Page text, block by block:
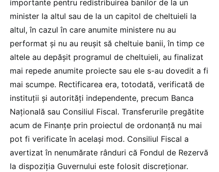
importante pentru redistribuirea banilor de la un
minister la altul sau de la un capitol de cheltuieli la
altul, în cazul în care anumite ministere nu au
performat și nu au reușit să cheltuie banii, în timp ce
altele au depășit programul de cheltuieli, au finalizat
mai repede anumite proiecte sau ele s-au dovedit a fi
mai scumpe. Rectificarea era, totodată, verificată de
instituții și autorități independente, precum Banca
Națională sau Consiliul Fiscal. Transferurile pregătite
acum de Finanțe prin proiectul de ordonanță nu mai
pot fi verificate în același mod. Consiliul Fiscal a
avertizat în nenumărate rânduri că Fondul de Rezervă
la dispoziția Guvernului este folosit discreționar.